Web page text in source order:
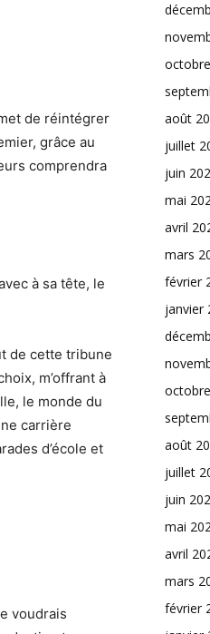
de réintégrer
grâce au
comprendra
à sa tête, le
de cette tribune
m’offrant à
le monde du
carrière
d’école et
voudrais
août
juillet
juin
mai
avril
mars
février
janvier
août
juillet
juin
mai
avril
mars
février